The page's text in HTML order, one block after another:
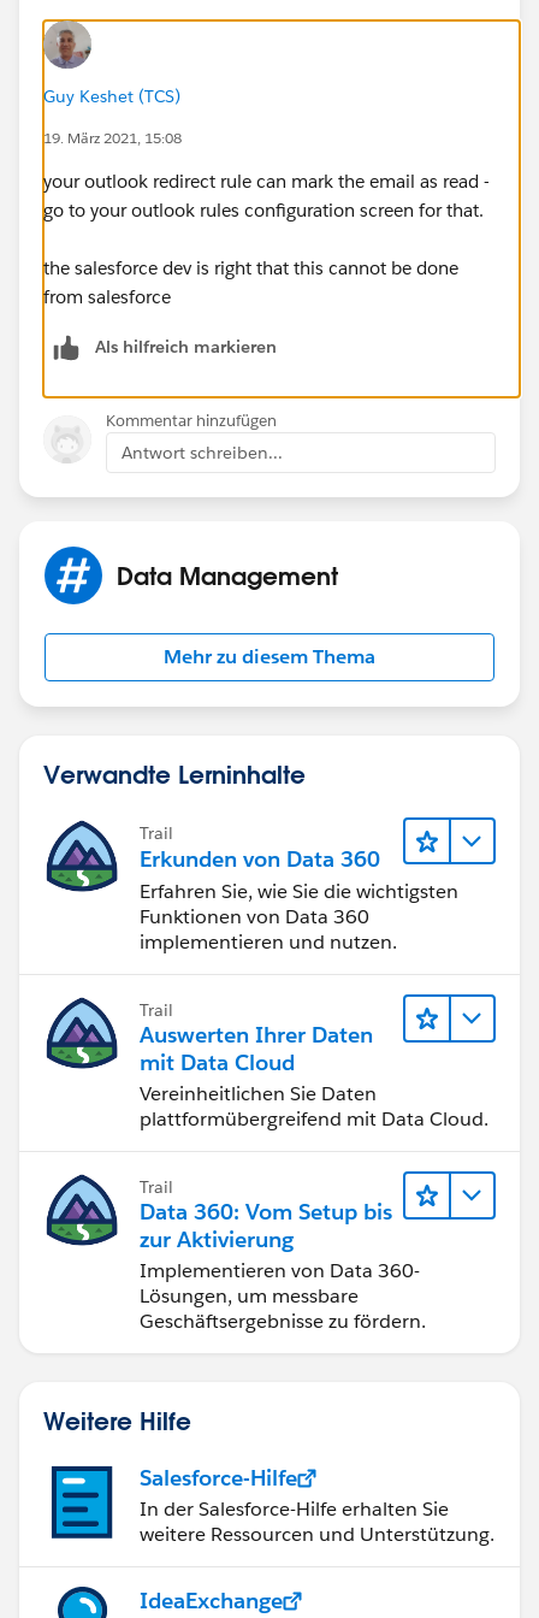
Guy Keshet (TCS)
19. März 2021, 15:08
your outlook redirect rule can mark the email as read -
go to your outlook rules configuration screen for that.
the salesforce dev is right that this cannot be done
from salesforce
Als hilfreich markieren
Kommentar hinzufügen
Antwort schreiben...
Data Management
Mehr zu diesem Thema
Verwandte Lerninhalte
Trail
Erkunden von Data 360
Erfahren Sie, wie Sie die wichtigsten
Funktionen von Data 360
implementieren und nutzen.
Trail
Auswerten Ihrer Daten
mit Data Cloud
Vereinheitlichen Sie Daten
plattformübergreifend mit Data Cloud.
Trail
Data 360: Vom Setup bis
zur Aktivierung
Implementieren von Data 360-
Lösungen, um messbare
Geschäftsergebnisse zu fördern.
Weitere Hilfe
Salesforce-Hilfe
In der Salesforce-Hilfe erhalten Sie
weitere Ressourcen und Unterstützung.
IdeaExchange